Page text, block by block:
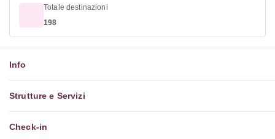
Totale destinazioni
198
Info
Strutture e Servizi
Check-in